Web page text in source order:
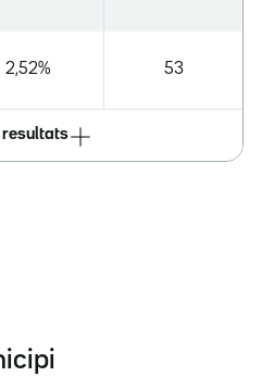
2,52% 53
resultats